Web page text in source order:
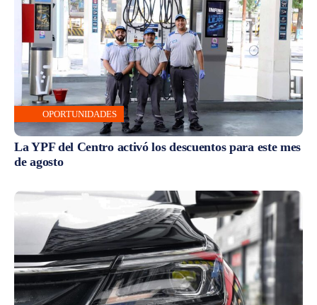
OPORTUNIDADES
La YPF del Centro activó los descuentos para este mes
de agosto